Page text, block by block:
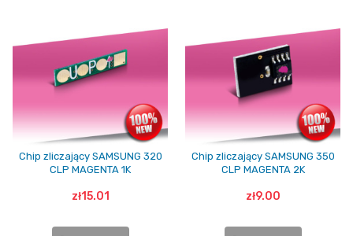
Chip zliczający SAMSUNG 320
CLP MAGENTA 1K
zł15.01
Chip zliczający SAMSUNG 350
CLP MAGENTA 2K
zł9.00